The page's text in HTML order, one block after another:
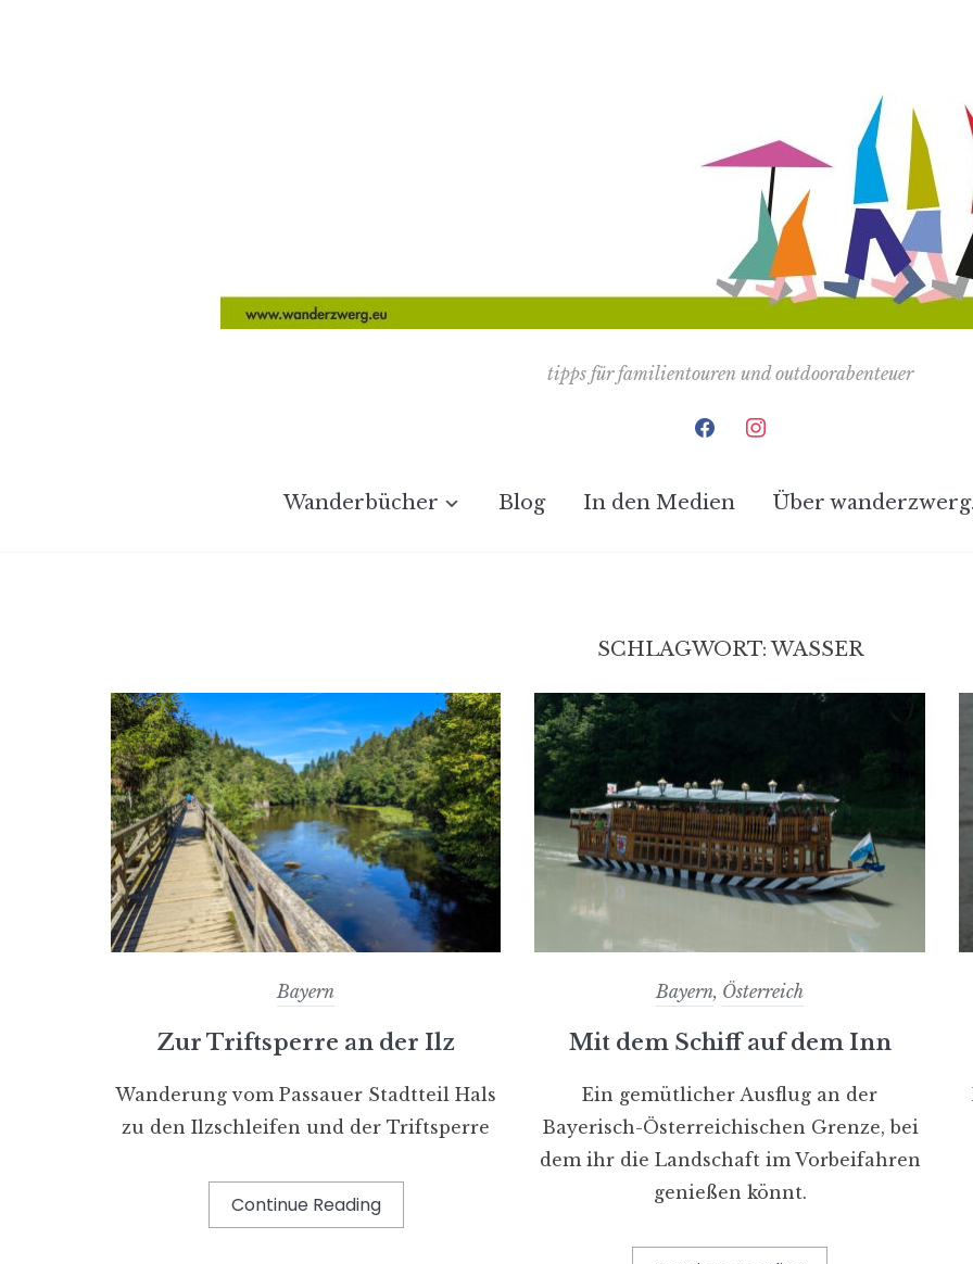
tipps für familientouren und outdoorabenteuer
facebookinstagram
Wanderbücher Blog In den Medien Über
SCHLAGWORT:WASSER
Bayern
Zur Triftsperre an der Ilz
Wanderung vom Passauer Stadtteil Hals
zu den Ilzschleifen und der Triftsperre
Continue Reading
Bayern, Österreich
Mit dem Schiff auf dem Inn
Ein gemütlicher Ausflug an der
Bayerisch-Österreichischen Grenze, bei
dem ihr die Landschaft im Vorbeifahren
genießen könnt.